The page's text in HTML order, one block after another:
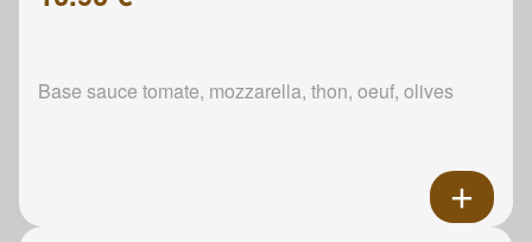
Base sauce tomate, mozzarella, thon, oeuf, olives